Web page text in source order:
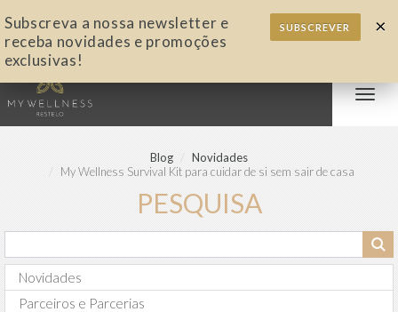
×
Subscreva a nossa newsletter e
receba novidades e promoções
exclusivas!
SUBSCREVER
Blog
Novidades
My Wellness Survival Kit para cuidar de si sem sair de casa
PESQUISA
Novidades
Parceiros e Parcerias